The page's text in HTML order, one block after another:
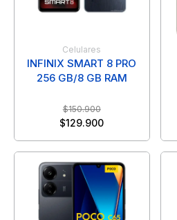
Celulares
INFINIX SMART 8 PRO
256 GB/8 GB RAM
$150.900
$129.900